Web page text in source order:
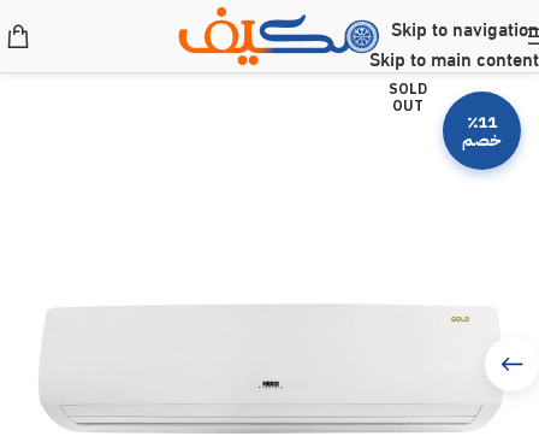
Skip to navigation
Skip to main content
SOLD
OUT
٪11
خصم